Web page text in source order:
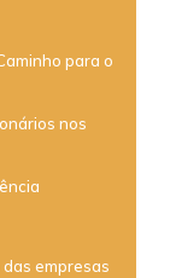
para o
nos
empresas